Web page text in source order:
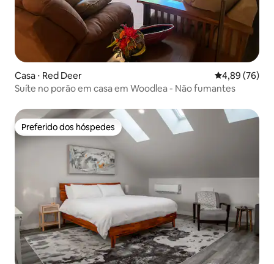
Casa ⋅ Red Deer 4,89 de uma
4,89 (76)
Suíte no porão em casa em Woodlea - Não fumantes
Preferido dos hóspedes
Preferido dos hóspedes